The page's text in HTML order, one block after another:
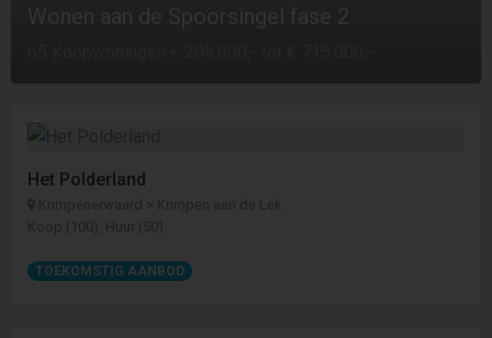
Het Polderland
Krimpenerwaard > Krimpen aan de Lek
Koop (100), Huur (50)
TOEKOMSTIG AANBOD